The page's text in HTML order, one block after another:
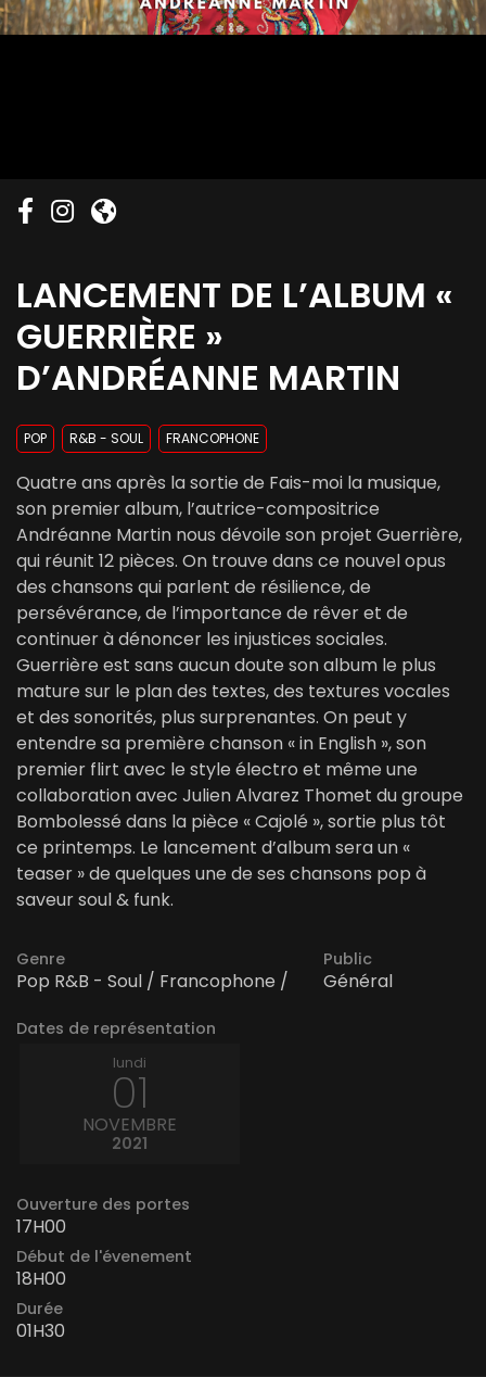
LANCEMENT DE L’ALBUM «
GUERRIÈRE »
D’ANDRÉANNE MARTIN
POP R&B - SOUL FRANCOPHONE
Quatre ans après la sortie de Fais-moi la musique,
son premier album, l’autrice-compositrice
Andréanne Martin nous dévoile son projet Guerrière,
qui réunit 12 pièces. On trouve dans ce nouvel opus
des chansons qui parlent de résilience, de
persévérance, de l’importance de rêver et de
continuer à dénoncer les injustices sociales.
Guerrière est sans aucun doute son album le plus
mature sur le plan des textes, des textures vocales
et des sonorités, plus surprenantes. On peut y
entendre sa première chanson « in English », son
premier flirt avec le style électro et même une
collaboration avec Julien Alvarez Thomet du groupe
Bombolessé dans la pièce « Cajolé », sortie plus tôt
ce printemps. Le lancement d’album sera un «
teaser » de quelques une de ses chansons pop à
saveur soul & funk.
Genre
Pop R&B - Soul / Francophone /
Public
Général
Dates de représentation
lundi
01
NOVEMBRE
2021
Ouverture des portes
17H00
Début de l'évenement
18H00
Durée
01H30